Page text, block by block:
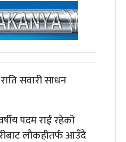
सवारी साधन
पदम राई रहेको
लौकहीतर्फ आउँदै